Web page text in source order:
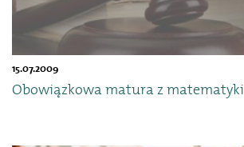
15.07.2009
Obowiązkowa matura z matematyki